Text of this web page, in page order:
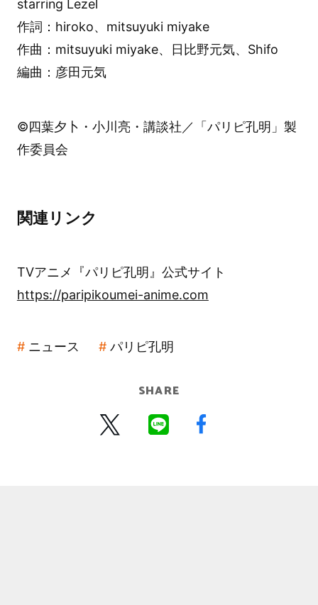
starring Lezel
作詞：hiroko、mitsuyuki miyake
作曲：mitsuyuki miyake、日比野元気、Shifo
編曲：彦田元気
©四葉夕卜・小川亮・講談社／「パリピ孔明」製
作委員会
関連リンク
TVアニメ『パリピ孔明』公式サイト
https://paripikoumei-anime.com
ニュース パリピ孔明
SHARE